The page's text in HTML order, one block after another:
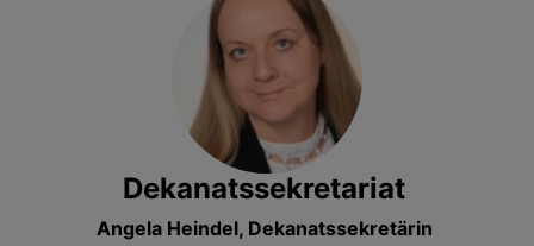
Dekanatssekretariat
Angela Heindel, Dekanatssekretärin